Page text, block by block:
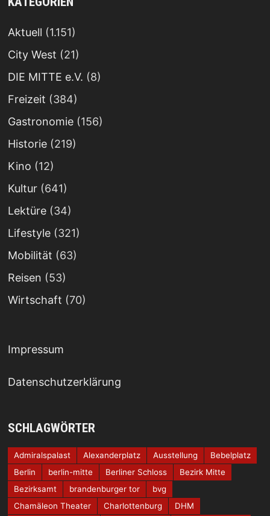
Aktuell (1.151)
City West (21)
DIE MITTE e.V. (8)
Freizeit (384)
Gastronomie(156)
Historie(219)
Kino (12)
Kultur(641)
Lektüre(34)
Lifestyle(321)
Mobilität (63)
Reisen (53)
Wirtschaft (70)
Impressum
Datenschutzerklärung
SCHLAGWÖRTER
Admiralspalast Alexanderplatz Ausstellung
Bebelplatz
Berlin
berlin-mitte Berliner Schloss
Bezirk Mitte
Bezirksamt
brandenburger tor
bvg
Chamäleon Theater
Charlottenburg DHM